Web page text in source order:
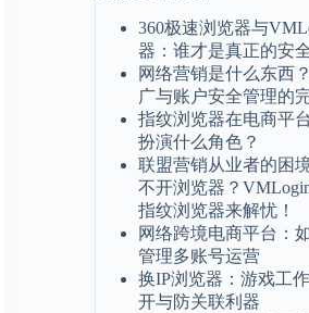
360极速浏览器与
器：谁才是真正的安
网络营销是什么东西
广与账户安全管理的
指纹浏览器在电商平
扮演什么角色？
联盟营销从业者的困
不开浏览器？
指纹浏览器来解忧！
网络跨境电商平台：
管理多账号运营
换IP浏览器：游戏工
开与防关联利器